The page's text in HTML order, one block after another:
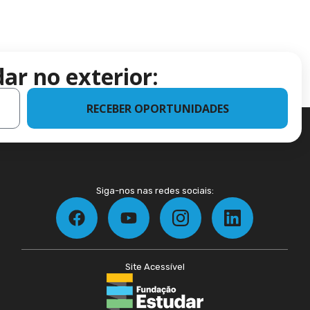
no exterior:
RECEBER OPORTUNIDADES
Siga-nos nas redes sociais:
Site Acessível